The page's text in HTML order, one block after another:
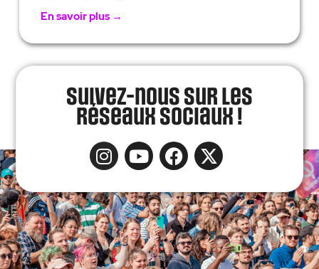
En savoir plus →
Suivez-nous sur les
réseaux sociaux !